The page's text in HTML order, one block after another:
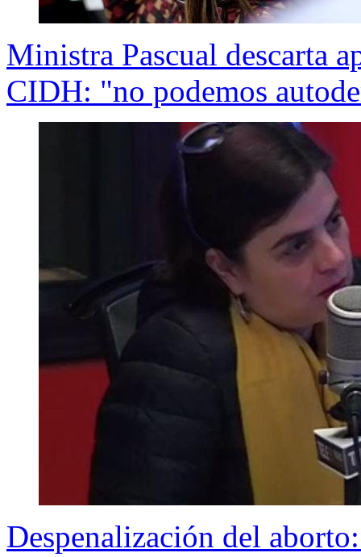
Ministra Pascual descarta
CIDH: "no podemos
Despenalización del